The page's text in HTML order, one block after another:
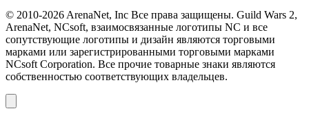
© 2010-2026 ArenaNet, Inc Все права защищены. Guild Wars 2,
ArenaNet, NCsoft, взаимосвязанные логотипы NC и все
сопутствующие логотипы и дизайн являются торговыми
марками или зарегистрированными торговыми марками
NCsoft Corporation. Все прочие товарные знаки являются
собственностью соответствующих владельцев.